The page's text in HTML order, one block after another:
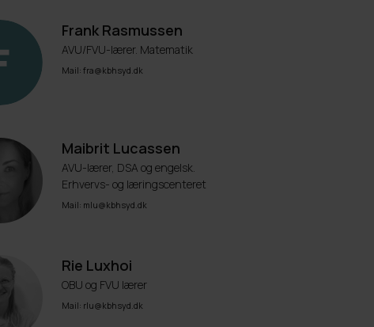
Frank Rasmussen
AVU/FVU-lærer. Matematik
Mail: fra@kbhsyd.dk
Maibrit Lucassen
AVU-lærer, DSA og engelsk.
Erhvervs- og læringscenteret
Mail: mlu@kbhsyd.dk
Rie Luxhoi
OBU og FVU lærer
Mail: rlu@kbhsyd.dk